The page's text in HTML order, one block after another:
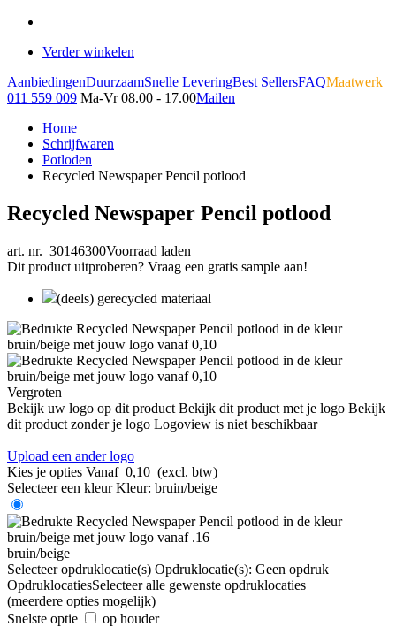
Verder winkelen
AanbiedingenDuurzaamSnelle LeveringBest SellersFAQMaatwerk
011 559 009 Ma-Vr 08.00 - 17.00Mailen
Home
Schrijfwaren
Potloden
Recycled Newspaper Pencil potlood
Recycled Newspaper Pencil potlood
art. nr. 30146300Voorraad laden
Dit product uitproberen? Vraag een gratis sample aan!
(deels) gerecycled materiaal
Vergroten
Bekijk uw logo op dit product Bekijk dit product met je logo Bekijk
dit product zonder je logo Logoview is niet beschikbaar
Upload een ander logo
Kies je opties Vanaf 0,10 (excl. btw)
Selecteer een kleur Kleur: bruin/beige
bruin/beige
Selecteer opdruklocatie(s) Opdruklocatie(s): Geen opdruk
OpdruklocatiesSelecteer alle gewenste opdruklocaties
(meerdere opties mogelijk)
Snelste optie
op houder